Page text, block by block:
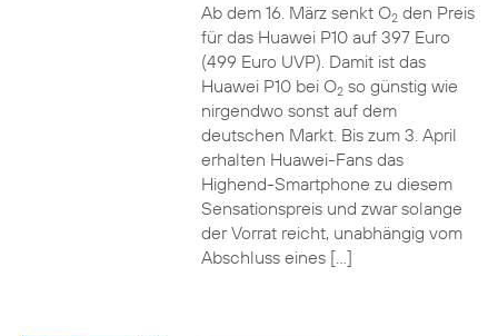
Ab dem 16. März senkt O2den Preis
für das Huawei P10 auf 397 Euro
(499 Euro UVP). Damit ist das
Huawei P10 bei O2so günstig wie
nirgendwo sonst auf dem
deutschen Markt. Bis zum 3. April
erhalten Huawei-Fans das
Highend-Smartphone zu diesem
Sensationspreis und zwar solange
der Vorrat reicht, unabhängig vom
Abschluss eines […]